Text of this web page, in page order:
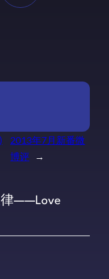
2013年7月新番微
博评
→
律——Love